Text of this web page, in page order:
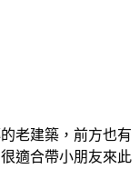
老建築，前方也有
適合帶小朋友來此